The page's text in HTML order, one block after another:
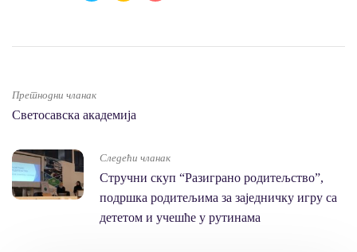
Претнодни чланак
Светосавска академија
Следећи чланак
Стручни скуп “Разиграно родитељство”,
подршка родитељима за заједничку игру са
дететом и учешће у рутинама